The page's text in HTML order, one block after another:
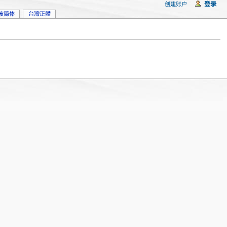
简体 台灣正體
创建账户 登录